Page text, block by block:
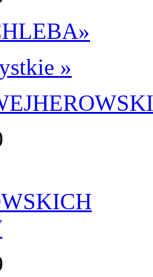
»
»